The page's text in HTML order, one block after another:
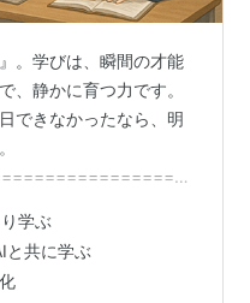
。学びは、瞬間の才能
、静かに育つ力です。
できなかったなら、明
ユ
【
いるあなたへ。土曜日
学ぶ
と共に学ぶ